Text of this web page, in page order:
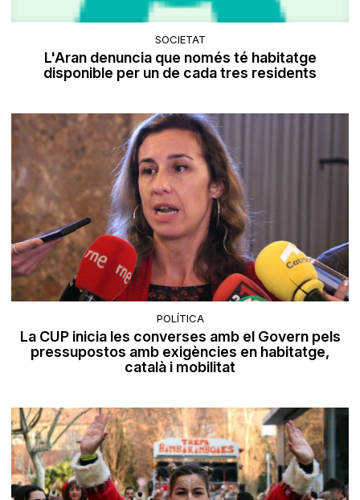
SOCIETAT
L'Aran denuncia que només té habitatge
disponible per un de cada tres residents
POLÍTICA
La CUP inicia les converses amb el Govern pels
pressupostos amb exigències en habitatge,
català i mobilitat